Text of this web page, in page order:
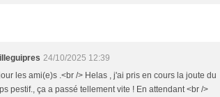
24/10/2025 12:39
les ami(e)s .<br /> Helas , j'ai pris en cours la joute du
pestif., ça a passé tellement vite ! En attendant <br />